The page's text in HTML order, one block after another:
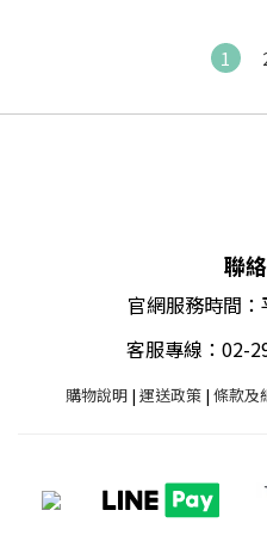
1
聯
官網服務時間
客服專線：02-
購物說明| 運送政策 | 條款及